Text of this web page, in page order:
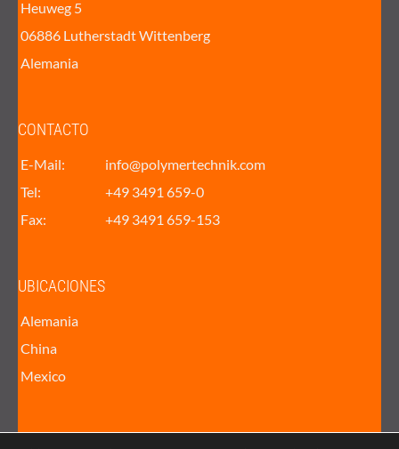
Heuweg 5
06886 Lutherstadt Wittenberg
Alemania
CONTACTO
E-Mail:
info@polymertechnik.com
Tel:
+49 3491 659-0
Fax:
+49 3491 659-153
UBICACIONES
Alemania
China
Mexico